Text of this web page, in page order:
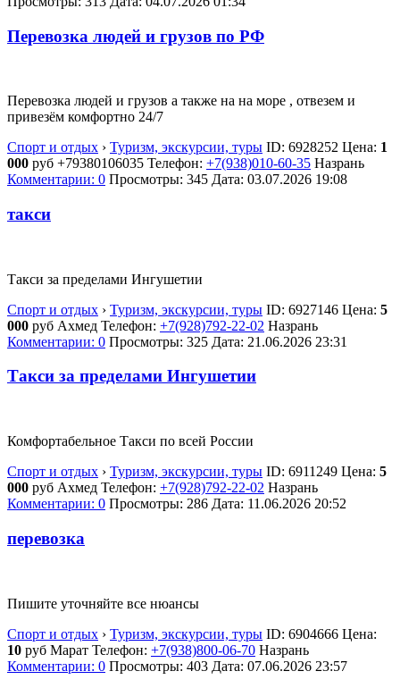
Перевозка людей и грузов по РФ
Перевозка людей и грузов а также на на море , отвезем и
привезём комфортно 24/7
Спорт и отдых › Туризм, экскурсии, туры ID: 6928252 Цена: 1
000 руб +79380106035 Телефон: +7(938)010-60-35 Назрань
Комментарии: 0 Просмотры: 345 Дата: 03.07.2026 19:08
такси
Такси за пределами Ингушетии
Спорт и отдых › Туризм, экскурсии, туры ID: 6927146 Цена: 5
000 руб Ахмед Телефон: +7(928)792-22-02 Назрань
Комментарии: 0 Просмотры: 325 Дата: 21.06.2026 23:31
Такси за пределами Ингушетии
Комфортабельное Такси по всей России
Спорт и отдых › Туризм, экскурсии, туры ID: 6911249 Цена: 5
000 руб Ахмед Телефон: +7(928)792-22-02 Назрань
Комментарии: 0 Просмотры: 286 Дата: 11.06.2026 20:52
перевозка
Пишите уточняйте все нюансы
Спорт и отдых › Туризм, экскурсии, туры ID: 6904666 Цена:
10 руб Марат Телефон: +7(938)800-06-70 Назрань
Комментарии: 0 Просмотры: 403 Дата: 07.06.2026 23:57